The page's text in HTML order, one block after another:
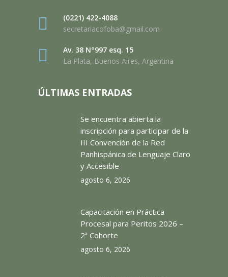
(0221) 422-4088
secretariacofoba@gmail.com
Av. 38 N°997 esq. 15
La Plata, Buenos Aires, Argentina
ÚLTIMAS ENTRADAS
Se encuentra abierta la
inscripción para participar de la
III Convención de la Red
Panhispánica de Lenguaje Claro
y Accesible
agosto 6, 2026
Capacitación en Práctica
Procesal para Peritos 2026 –
2ª Cohorte
agosto 6, 2026